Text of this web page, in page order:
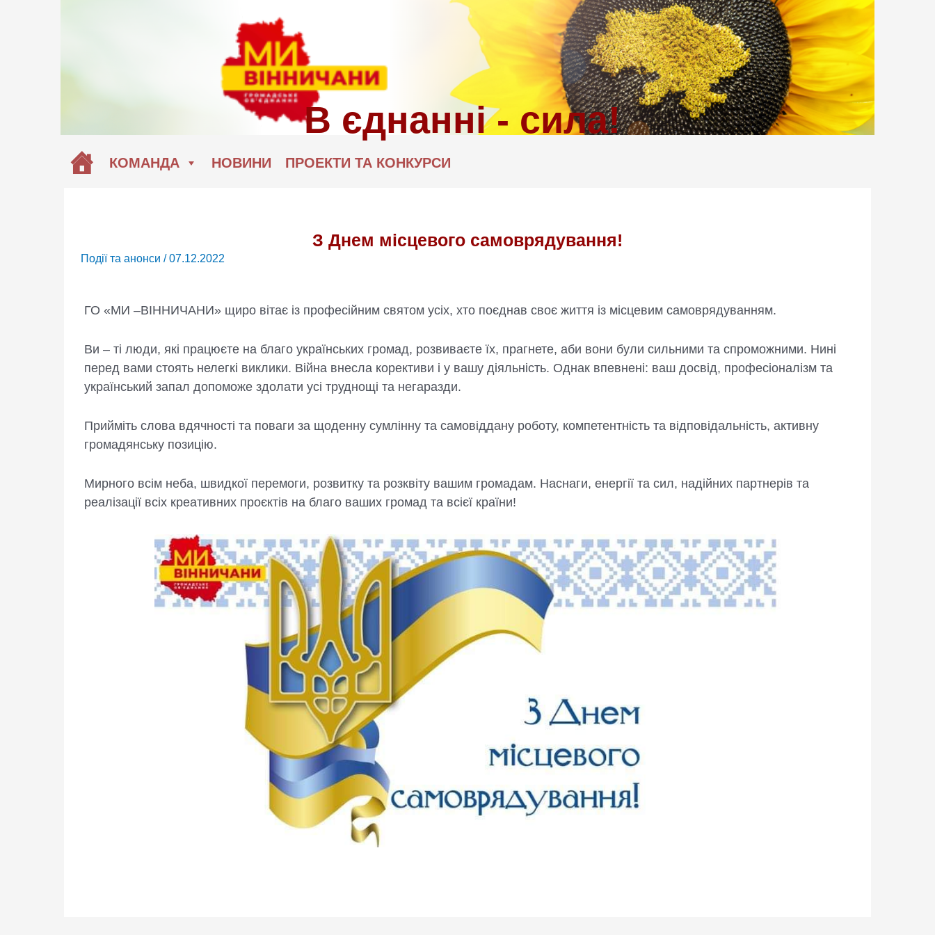
КОМАНДА НОВИНИ ПРОЕКТИ ТА КОНКУРСИ
З Днем місцевого самоврядування!
Події та анонси /07.12.2022
ГО «МИ –ВІННИЧАНИ» щиро вітає із професійним святом усіх, хто поєднав своє життя із місцевим самоврядуванням.
Ви – ті люди, які працюєте на благо українських громад, розвиваєте їх, прагнете, аби вони були сильними та спроможними. Нині
перед вами стоять нелегкі виклики. Війна внесла корективи і у вашу діяльність. Однак впевнені: ваш досвід, професіоналізм та
український запал допоможе здолати усі труднощі та негаразди.
Прийміть слова вдячності та поваги за щоденну сумлінну та самовіддану роботу, компетентність та відповідальність, активну
громадянську позицію.
Мирного всім неба, швидкої перемоги, розвитку та розквіту вашим громадам. Наснаги, енергії та сил, надійних партнерів та
реалізації всіх креативних проєктів на благо ваших громад та всієї країни!